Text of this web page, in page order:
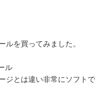
を買ってみました。
ル
ジとは違い非常にソフトで